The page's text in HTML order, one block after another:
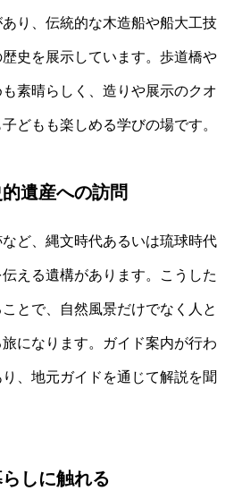
り、伝統的な木造船や船大工技
史を展示しています。歩道橋や
素晴らしく、造りや展示のクオ
どもも楽しめる学びの場です。
遺産への訪問
ど、縄文時代あるいは琉球時代
える遺構があります。こうした
とで、自然風景だけでなく人と
になります。ガイド案内が行わ
、地元ガイドを通じて解説を聞
しに触れる